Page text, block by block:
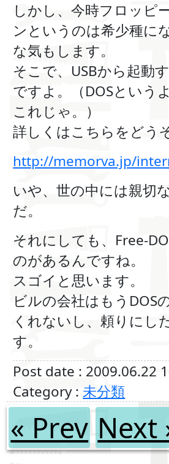
しかし、今時フロッピ
ンというのは希少種に
な気もします。
そこで、USBから起動
ですよ。（DOSという
これじゃ。）
詳しくはこちらをどうぞ
http://memorva.jp/
いや、世の中には親切
だ。
それにしても、Free-
のがあるんですね。
スゴイと思います。
ビルの会社はもうDOS
くれないし、頼りにし
す。
Post date : 2009.06.22
Category :未分類
« Prev Next